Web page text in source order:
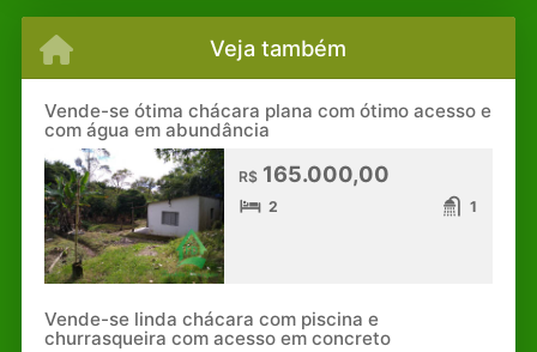
Veja também
Vende-se ótima chácara plana com ótimo acesso e
com água em abundância
R$165.000,00
2 1
Vende-se linda chácara com piscina e
churrasqueira com acesso em concreto